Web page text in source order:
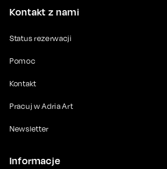
Kontakt z nami
Status rezerwacji
Pomoc
Kontakt
Pracuj w Adria Art
Newsletter
Informacje